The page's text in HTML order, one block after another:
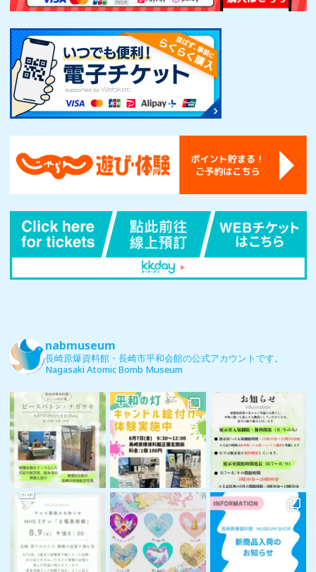
nabmuseum
長崎原爆資料館・長崎市平和会館の公式アカウントです。
Nagasaki Atomic Bomb Museum